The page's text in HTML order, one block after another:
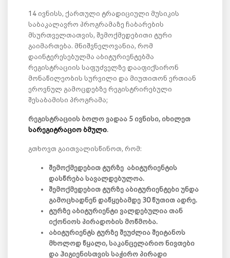
14 ივნისს, ქართული ტრადიციული მუსიკის
საბაკალავრო პროგრამაზე ჩაბარების
მსურთველთათვის, შემოქმედებითი ტური
გაიმართება. მნიშვნელოვანია, რომ
დაინტერესებულმა აბიტურიენტებმა
რეგისტრაციის საფუძველზე დააფიქსირონ
მონაწილეობის სურვილი და მიუთითონ ერთიან
ეროვნულ გამოცდებზე რეგისტრირებული
შესაბამისი პროგრამა;
რეგისტრაციის ბოლო ვადაა 5 ივნისი, იხილეთ
სარეგიტრაციო ბმული.
გთხოვთ გაითვალისწინოთ, რომ:
შემოქმედებით ტურზე აბიტურიენტის
დასწრება სავალდებულოა.
შემოქმედებით ტურზე აბიტურიენტები უნდა
გამოცხადნენ დაწყებამდე 30 წუთით ადრე.
ტურზე აბიტურიენტი ვალდებულია თან
იქონიოს პირადობის მოწმობა.
აბიტურიენტს ტურზე შეუძლია შეიტანოს
მხოლოდ წყალი, საკანცელარიო ნივთები
და ჰიგიენისთვის საჭირო პირადი